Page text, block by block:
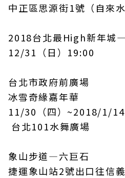
中正區思源街1號（自來
2018台北最High新年城
12/31（日）19:00
台北市政府前廣場
冰雪奇緣嘉年華
11/30（四）~2018/1/14
台北101水舞廣場
象山步道—六巨石
捷運象山站2號出口往信